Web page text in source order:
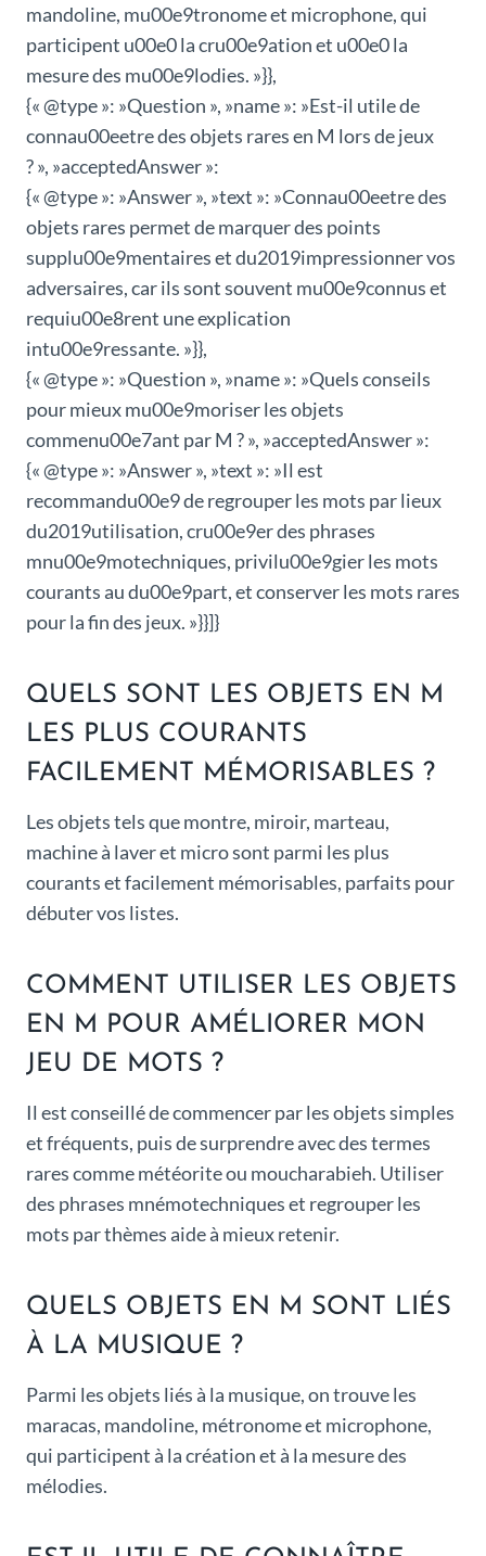
mandoline, mu00e9tronome et microphone, qui
participent u00e0 la cru00e9ation et u00e0 la
mesure des mu00e9lodies. »}},
{« @type »: »Question », »name »: »Est-il utile de
connau00eetre des objets rares en M lors de jeux
? », »acceptedAnswer »:
{« @type »: »Answer », »text »: »Connau00eetre des
objets rares permet de marquer des points
supplu00e9mentaires et du2019impressionner vos
adversaires, car ils sont souvent mu00e9connus et
requiu00e8rent une explication
intu00e9ressante. »}},
{« @type »: »Question », »name »: »Quels conseils
pour mieux mu00e9moriser les objets
commenu00e7ant par M ? », »acceptedAnswer »:
{« @type »: »Answer », »text »: »Il est
recommandu00e9 de regrouper les mots par lieux
du2019utilisation, cru00e9er des phrases
mnu00e9motechniques, privilu00e9gier les mots
courants au du00e9part, et conserver les mots rares
pour la fin des jeux. »}}]}
QUELS SONT LES OBJETS EN M
LES PLUS COURANTS
FACILEMENT MÉMORISABLES ?
Les objets tels que montre, miroir, marteau,
machine à laver et micro sont parmi les plus
courants et facilement mémorisables, parfaits pour
débuter vos listes.
COMMENT UTILISER LES OBJETS
EN M POUR AMÉLIORER MON
JEU DE MOTS ?
Il est conseillé de commencer par les objets simples
et fréquents, puis de surprendre avec des termes
rares comme météorite ou moucharabieh. Utiliser
des phrases mnémotechniques et regrouper les
mots par thèmes aide à mieux retenir.
QUELS OBJETS EN M SONT LIÉS
À LA MUSIQUE ?
Parmi les objets liés à la musique, on trouve les
maracas, mandoline, métronome et microphone,
qui participent à la création et à la mesure des
mélodies.